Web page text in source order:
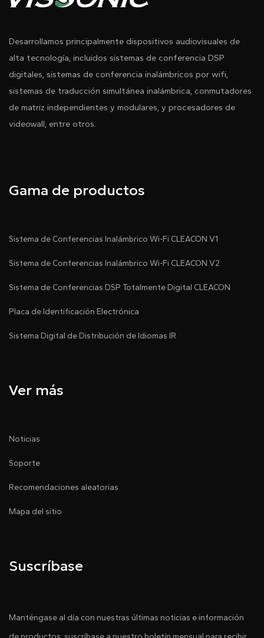
Desarrollamos principalmente dispositivos audiovisuales de
alta tecnología, incluidos sistemas de conferencia DSP
digitales, sistemas de conferencia inalámbricos por wifi,
sistemas de traducción simultánea inalámbrica, conmutadores
de matriz independientes y modulares, y procesadores de
videowall, entre otros.
Gama de productos
Sistema de Conferencias Inalámbrico Wi-Fi CLEACON V1
Sistema de Conferencias Inalámbrico Wi-Fi CLEACON V2
Sistema de Conferencias DSP Totalmente Digital CLEACON
Placa de Identificación Electrónica
Sistema Digital de Distribución de Idiomas IR
Ver más
Noticias
Soporte
Recomendaciones aleatorias
Mapa del sitio
Suscríbase
Manténgase al día con nuestras últimas noticias e información